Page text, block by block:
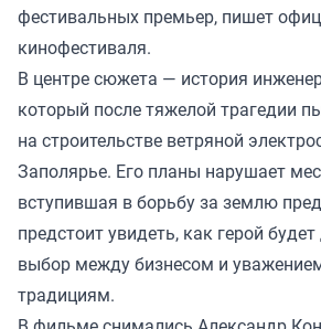
фестивальных премьер, пишет
кинофестиваля.
В центре сюжета — история
который после тяжелой трагедии
на строительстве ветряной
Заполярье. Его планы нарушает
вступившая в борьбу за землю
предстоит увидеть, как герой
выбор между бизнесом и
традициям.